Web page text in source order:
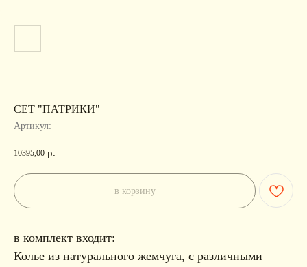
СЕТ "ПАТРИКИ"
Артикул:
10395,00 р.
в корзину
в комплект входит:
Колье из натурального жемчуга, с различными